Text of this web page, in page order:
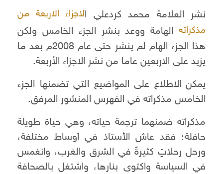
نشر العلامة محمد كردعلي ا
لاجزاء الاربعة من
مذكراتهالهامة ووعد بنشر الجزء الخامس ولكن
هذا الجزء الهام لم ينشر حتى عام 2008م بعد ما
يزيد على الاربعين عاما من نشر الاجزاء الأربعة.
يمكن الاطلاع على المواضيع التي تضمنها الجزء
الخامس مذكراته في الفهرس المنشور المرفق.
مذكراته ضمنهما ترجمة حياته، وهي حياة طويلة
حافلة؛ فقد عاش الأستاذ في أوساط مختلفة،
ورحل رحلاتٍ كثيرةً في الشرق والغرب، وانغمس
في السياسة واكتوى بنارها، واشتغل بالصحافة